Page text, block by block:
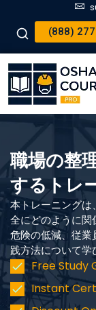
(888)
職場の整
するトレ
本トレーニング
全にどのように関
危険の低減、従
践方法について学
Free Study
Instant